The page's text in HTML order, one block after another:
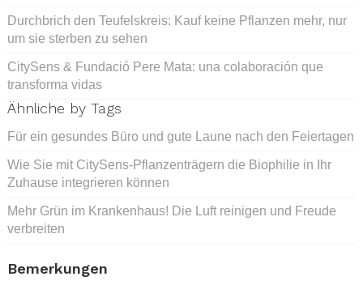
Durchbrich den Teufelskreis: Kauf keine Pflanzen mehr, nur
um sie sterben zu sehen
CitySens & Fundació Pere Mata: una colaboración que
transforma vidas
Ähnliche by Tags
Für ein gesundes Büro und gute Laune nach den Feiertagen
Wie Sie mit CitySens-Pflanzenträgern die Biophilie in Ihr
Zuhause integrieren können
Mehr Grün im Krankenhaus! Die Luft reinigen und Freude
verbreiten
Bemerkungen